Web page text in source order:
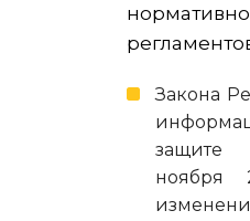
Закона
защите